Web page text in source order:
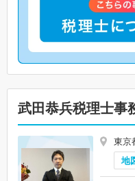
武田恭兵税理士事
東京
地